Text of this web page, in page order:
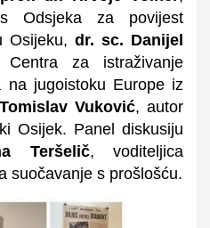
Odsjeka za povijest
Osijeku, dr. sc. Danijel
za istraživanje
na jugoistoku Europe iz
Tomislav Vuković, autor
Osijek. Panel diskusiju
Teršelič, voditeljica
suočavanje s prošlošću.